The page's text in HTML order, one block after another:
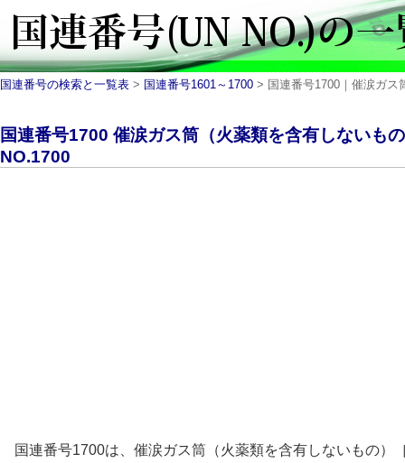
国連番号の検索と一覧表 > 国連番号1601～1700 > 国連番号1700｜催涙ガス
国連番号1700 催涙ガス筒（火薬類を含有しないも
NO.1700
国連番号1700は、催涙ガス筒（火薬類を含有しないもの）